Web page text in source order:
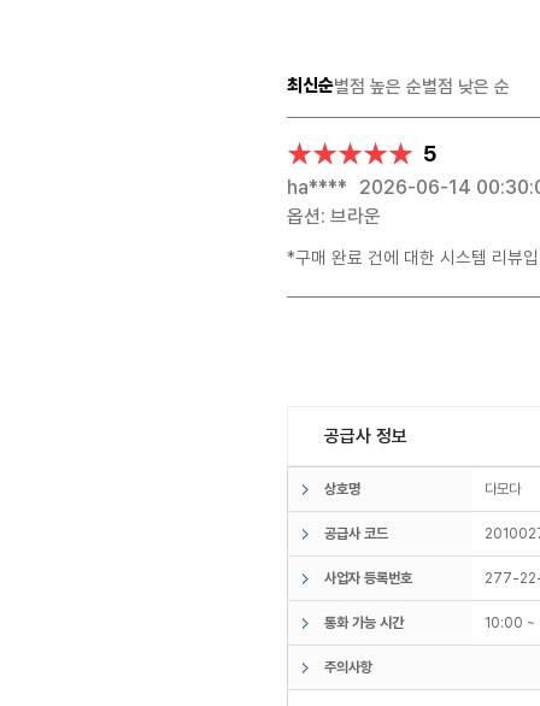
최신순별점 높은 순별점 낮은 순
★★★★★
★★★★★ 5
ha**** 2026-06-14
옵션: 브라운
*구매 완료 건에 대한 시스템 리뷰
공급사 정보
상호명 다모다
공급사 코드
사업자 등록번호 277-
통화 가능 시간 10:00
주의사항